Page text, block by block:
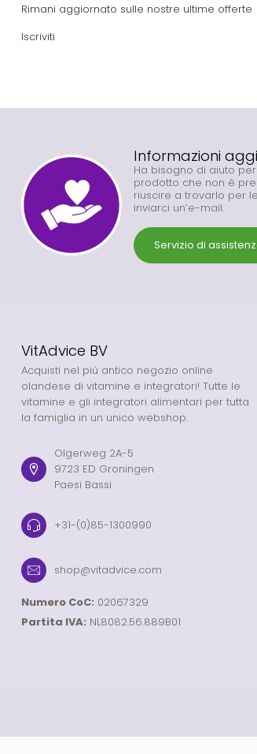
Rimani aggiornato sulle nostre ultime offerte
Iscriviti
Informazioni
Ha bisogno di aiuto
prodotto che non è
riuscire a trovarlo per
inviarci un’e-mail.
Servizio di
VitAdvice BV
Acquisti nel più antico negozio online
olandese di vitamine e integratori! Tutte le
vitamine e gli integratori alimentari per tutta
la famiglia in un unico webshop.
Olgerweg 2A-5
9723 ED Groningen
Paesi Bassi
+31-(0)85-1300990
shop@vitadvice.com
Numero CoC: 02067329
Partita IVA: NL8082.56.889B01